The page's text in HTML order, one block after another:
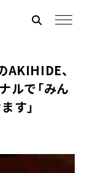
AKIHIDE、
ルで「みん
す」